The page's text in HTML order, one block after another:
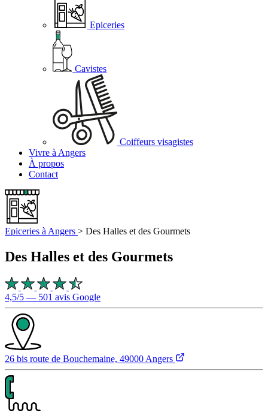
Epiceries
Cavistes
Coiffeurs visagistes
Vivre à Angers
À propos
Contact
Epiceries à Angers > Des Halles et des Gourmets
Des Halles et des Gourmets
4,5/5 — 501 avis Google
26 bis route de Bouchemaine, 49000 Angers